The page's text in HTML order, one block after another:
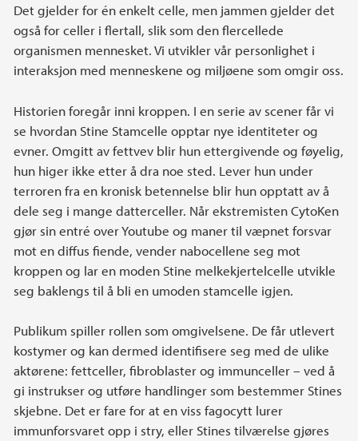
Det gjelder for én enkelt celle, men jammen gjelder det
også for celler i flertall, slik som den flercellede
organismen mennesket. Vi utvikler vår personlighet i
interaksjon med menneskene og miljøene som omgir oss.
Historien foregår inni kroppen. I en serie av scener får vi
se hvordan Stine Stamcelle opptar nye identiteter og
evner. Omgitt av fettvev blir hun ettergivende og føyelig,
hun higer ikke etter å dra noe sted. Lever hun under
terroren fra en kronisk betennelse blir hun opptatt av å
dele seg i mange datterceller. Når ekstremisten CytoKen
gjør sin entré over Youtube og maner til væpnet forsvar
mot en diffus fiende, vender nabocellene seg mot
kroppen og lar en moden Stine melkekjertelcelle utvikle
seg baklengs til å bli en umoden stamcelle igjen.
Publikum spiller rollen som omgivelsene. De får utlevert
kostymer og kan dermed identifisere seg med de ulike
aktørene: fettceller, fibroblaster og immunceller – ved å
gi instrukser og utføre handlinger som bestemmer Stines
skjebne. Det er fare for at en viss fagocytt lurer
immunforsvaret opp i stry, eller Stines tilværelse gjøres